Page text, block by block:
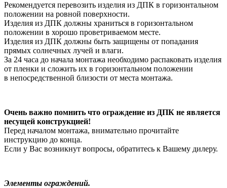
Рекомендуется перевозить изделия из ДПК в горизонтальном
положении на ровной поверхности.
Изделия из ДПК должны храниться в горизонтальном
положении в хорошо проветриваемом месте.
Изделия из ДПК должны быть защищены от попадания
прямых солнечных лучей и влаги.
За 24 часа до начала монтажа необходимо распаковать изделия
от пленки и сложить их в горизонтальном положении
в непосредственной близости от места монтажа.
Очень важно помнить что ограждение из ДПК не является
несущей конструкцией!
Перед началом монтажа, внимательно прочитайте
инструкцию до конца.
Если у Вас возникнут вопросы, обратитесь к Вашему дилеру.
Элементы ограждений.